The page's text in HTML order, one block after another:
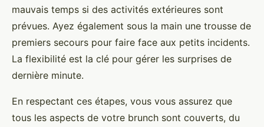
mauvais temps si des activités extérieures sont
prévues. Ayez également sous la main une trousse de
premiers secours pour faire face aux petits incidents.
La flexibilité est la clé pour gérer les surprises de
dernière minute.
En respectant ces étapes, vous vous assurez que
tous les aspects de votre brunch sont couverts, du